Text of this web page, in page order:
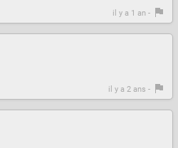
il y a 1 an -
il y a 2 ans -